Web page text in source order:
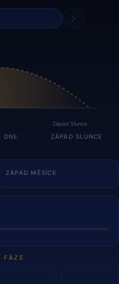
Západ Slunce
DNE ZÁPAD SLUNCE
ZÁPAD MĚSÍCE
FÁZE